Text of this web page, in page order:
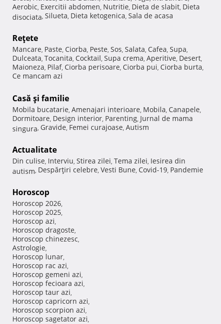
Aerobic, Exercitii abdomen, Nutritie, Dieta de slabit, Dieta
disociata, Silueta, Dieta ketogenica, Sala de acasa
Reţete
Mancare, Paste, Ciorba, Peste, Sos, Salata, Cafea, Supa,
Dulceata, Tocanita, Cocktail, Supa crema, Aperitive, Desert,
Maioneza, Pilaf, Ciorba perisoare, Ciorba pui, Ciorba burta,
Ce mancam azi
Casă şi familie
Mobila bucatarie, Amenajari interioare, Mobila, Canapele,
Dormitoare, Design interior, Parenting, Jurnal de mama
singura, Gravide, Femei curajoase, Autism
Actualitate
Din culise, Interviu, Stirea zilei, Tema zilei, Iesirea din
autism, Despărţiri celebre, Vesti Bune, Covid-19, Pandemie
Horoscop
Horoscop 2026,
Horoscop 2025,
Horoscop azi,
Horoscop dragoste,
Horoscop chinezesc,
Astrologie,
Horoscop lunar,
Horoscop rac azi,
Horoscop gemeni azi,
Horoscop fecioara azi,
Horoscop taur azi,
Horoscop capricorn azi,
Horoscop scorpion azi,
Horoscop sagetator azi,